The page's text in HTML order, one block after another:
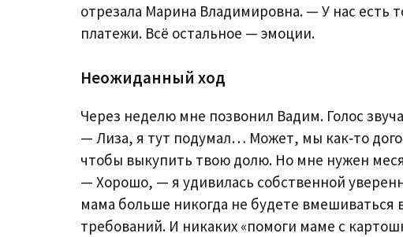
отрезала Марина Владимировна. — У нас есть
платежи. Всё остальное — эмоции.
Неожиданный ход
Через неделю мне позвонил Вадим. Голос
— Лиза, я тут подумал… Может, мы как‑то
чтобы выкупить твою долю. Но мне нужен
— Хорошо, — я удивилась собственной
мама больше никогда не будете
требований. И никаких «помоги маме с